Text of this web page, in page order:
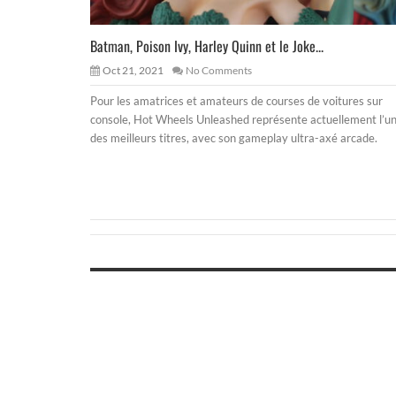
Batman, Poison Ivy, Harley Quinn et le Joke...
Oct 21, 2021 No Comments
Pour les amatrices et amateurs de courses de voitures sur
console, Hot Wheels Unleashed représente actuellement l’un
des meilleurs titres, avec son gameplay ultra-axé arcade.